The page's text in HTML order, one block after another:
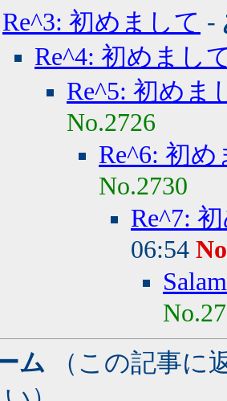
Re^3: 初めまして -
Re^4: 初めまし
Re^5: 初めま
No.2726
Re^6: 初
No.2730
Re^7:
06:54
ム （この記事に